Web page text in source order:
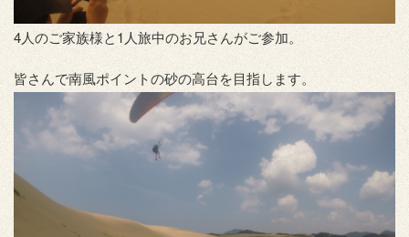
4人のご家族様と1人旅中のお兄さんがご参加。
皆さんで南風ポイントの砂の高台を目指します。